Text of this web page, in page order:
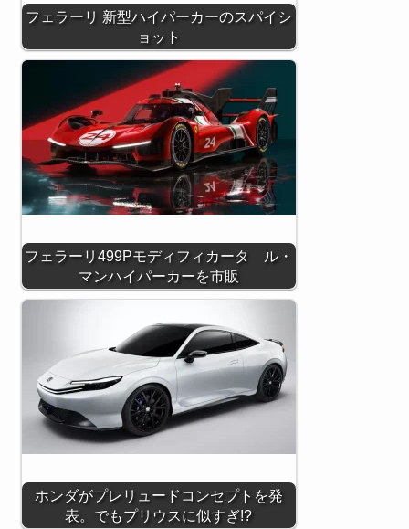
フェラーリ 新型ハイパーカーのスパイシ
ョット
フェラーリ499Pモディフィカータ ル・
マンハイパーカーを市販
ホンダがプレリュードコンセプトを発
表。でもプリウスに似すぎ!?